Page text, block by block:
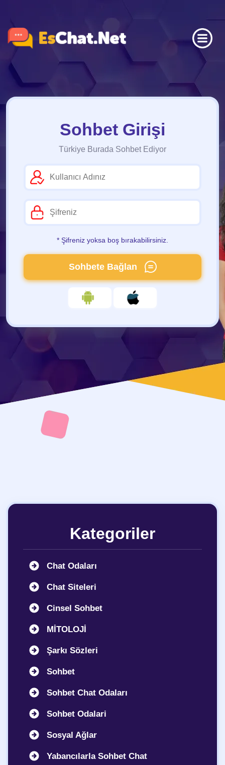
Sohbet Girişi
Türkiye Burada Sohbet Ediyor
* Şifreniz yoksa boş bırakabilirsiniz.
Sohbete Bağlan
Kategoriler
Chat Odaları
Chat Siteleri
Cinsel Sohbet
MİTOLOJİ
Şarkı Sözleri
Sohbet
Sohbet Chat Odaları
Sohbet Odalari
Sosyal Ağlar
Yabancılarla Sohbet Chat